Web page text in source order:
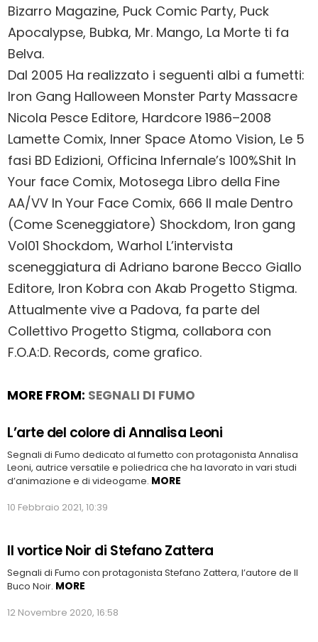
Bizarro Magazine, Puck Comic Party, Puck
Apocalypse, Bubka, Mr. Mango, La Morte ti fa
Belva.
Dal 2005 Ha realizzato i seguenti albi a fumetti:
Iron Gang Halloween Monster Party Massacre
Nicola Pesce Editore, Hardcore 1986–2008
Lamette Comix, Inner Space Atomo Vision, Le 5
fasi BD Edizioni, Officina Infernale’s 100%Shit In
Your face Comix, Motosega Libro della Fine
AA/VV In Your Face Comix, 666 Il male Dentro
(Come Sceneggiatore) Shockdom, Iron gang
Vol01 Shockdom, Warhol L’intervista
sceneggiatura di Adriano barone Becco Giallo
Editore, Iron Kobra con Akab Progetto Stigma.
Attualmente vive a Padova, fa parte del
Collettivo Progetto Stigma, collabora con
F.O.A:D. Records, come grafico.
MORE FROM: SEGNALI DI FUMO
L’arte del colore di Annalisa Leoni
Segnali di Fumo dedicato al fumetto con protagonista Annalisa
Leoni, autrice versatile e poliedrica che ha lavorato in vari studi
d’animazione e di videogame. MORE
10 Febbraio 2021, 10:39
Il vortice Noir di Stefano Zattera
Segnali di Fumo con protagonista Stefano Zattera, l’autore de Il
Buco Noir. MORE
12 Novembre 2020, 16:58